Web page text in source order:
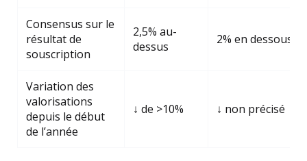
Consensus sur le
résultat de
souscription
2,5% au-
dessus
2% en dessous
Variation des
valorisations
depuis le début
de l’année
↓ de >10% ↓ non précisé